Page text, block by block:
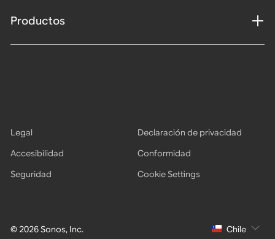
Productos
© 2026 Sonos, Inc.
Legal
Declaración de privacidad
Accesibilidad
Conformidad
Seguridad
Cookie Settings
Chile